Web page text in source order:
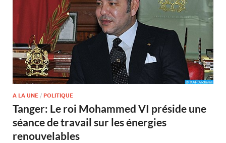
A LA UNE / POLITIQUE
Tanger: Le roi Mohammed VI préside une
séance de travail sur les énergies
renouvelables